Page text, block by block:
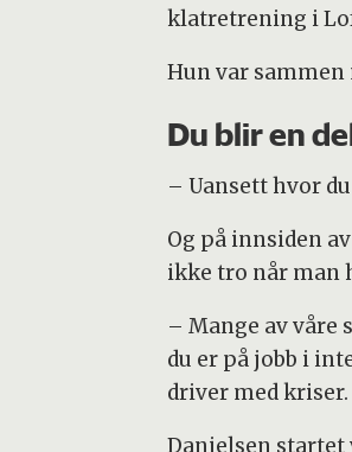
klatretrening i
Hun var sammen
Du blir en
– Uansett hvor
Og på innsiden
ikke tro når man
– Mange av våre
du er på jobb i
driver med
Danielsen startet